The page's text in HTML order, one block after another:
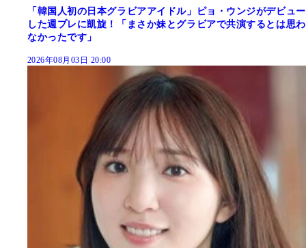
「韓国人初の日本グラビアアイドル」ピョ・ウンジがデビュー
した週プレに凱旋！「まさか妹とグラビアで共演するとは思わ
なかったです」
2026年08月03日 20:00